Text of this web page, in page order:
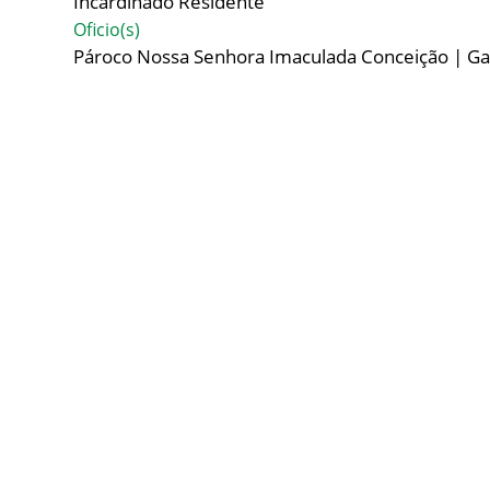
Oficio(s)
Pároco Nossa Senhora Imaculada Conceição |